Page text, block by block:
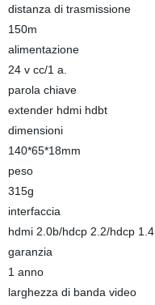
distanza di trasmissione
150m
alimentazione
24 v cc/1 a.
parola chiave
extender hdmi hdbt
dimensioni
140*65*18mm
peso
315g
interfaccia
hdmi 2.0b/hdcp 2.2/hdcp 1.4
garanzia
1 anno
larghezza di banda video